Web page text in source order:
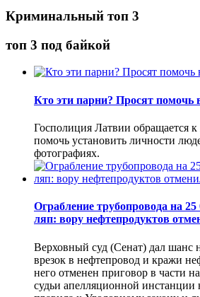
Криминальный топ 3
топ 3 под байкой
Кто эти парни? Просят помочь
Госполиция Латвии обращается
помочь установить личности
фотографиях.
Ограбление трубопровода на
ляп: вору нефтепродуктов
Верховный суд (Сенат) дал шанс
врезок в нефтепровод и кражи
него отменен приговор в части
судьи апелляционной инстанции